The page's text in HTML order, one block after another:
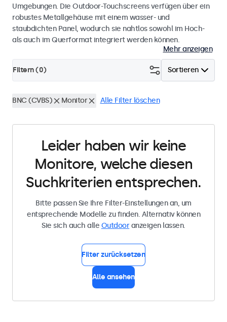
Umgebungen. Die Outdoor-Touchscreens verfügen über ein
robustes Metallgehäuse mit einem wasser- und
staubdichten Panel, wodurch sie nahtlos sowohl im Hoch-
als auch im Querformat integriert werden können.
Mehr anzeigen
Sortieren
Filtern (0)
BNC (CVBS) Monitor Alle Filter löschen
Leider haben wir keine
Monitore, welche diesen
Suchkriterien entsprechen.
Bitte passen Sie Ihre Filter-Einstellungen an, um
entsprechende Modelle zu finden. Alternativ können
Sie sich auch alle Outdooranzeigen lassen.
Filter zurücksetzen
Alle ansehen